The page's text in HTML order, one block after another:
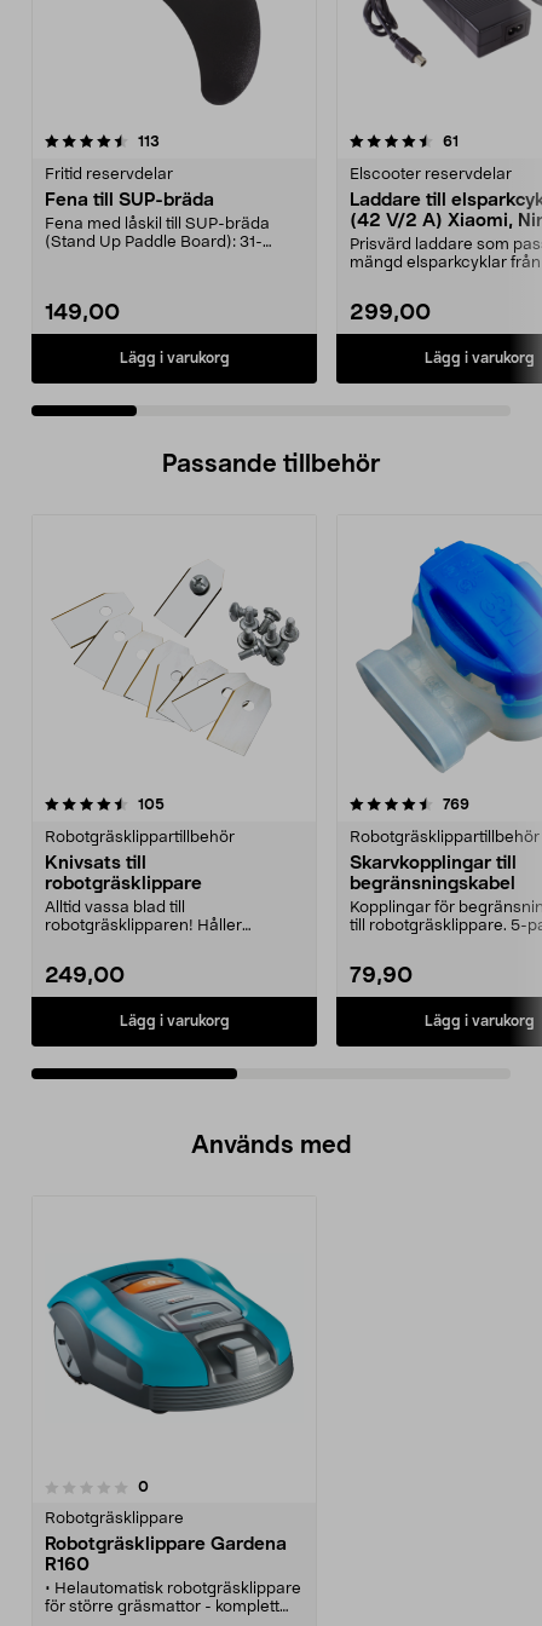
113
Fritid reservdelar
Fena till SUP-bräda
Fena med låskil till SUP-bräda
(Stand Up Paddle Board): 31-
149,00
Lägg i varukorg
4.5 av 5 stjärnor 61
Elscooter reservdelar
Laddare till
(42 V/2 A) Xiaomi,
E-Way m.fl.
Prisvärd laddare som
mängd elsparkcyklar från
299,00
Lägg i varukorg
4.5 av 5 stjärnor
Passande tillbehör
105recensioner
Robotgräsklippartillbehör
Knivsats till
robotgräsklippare
Alltid vassa blad till
robotgräsklipparen! Håller
249,00
Lägg i varukorg
4.5av 5 stjärnor 769
Robotgräsklippartillbehör
Skarvkopplingar till
begränsningskabel
Kopplingar för
till robotgräsklippare. 5-
79,90
Lägg i varukorg
3.0av 5 stjärnor
Används med
0recensioner
Robotgräsklippare
Robotgräsklippare Gardena
R160
• Helautomatisk robotgräsklippare
för större gräsmattor - komplett